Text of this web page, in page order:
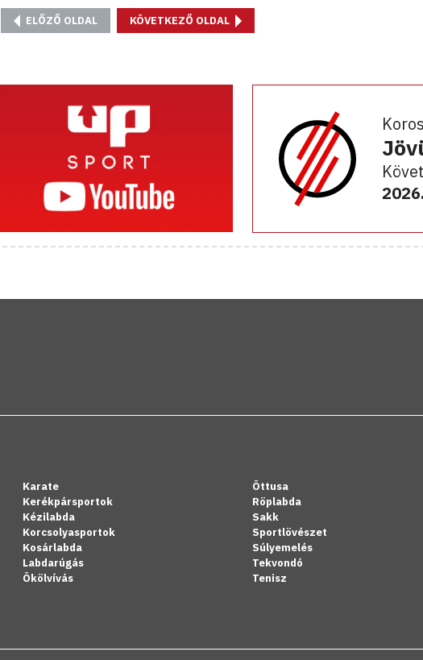
ELŐZŐ OLDAL KÖVETKEZŐ OLDAL
Karate
Kerékpársportok
Kézilabda
Korcsolyasportok
Kosárlabda
Labdarúgás
Ökölvívás
Öttusa
Röplabda
Sakk
Sportlövészet
Súlyemelés
Tekvondó
Tenisz